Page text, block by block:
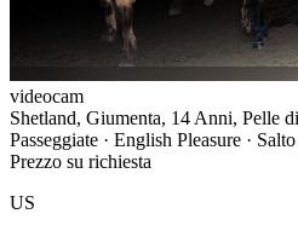
videocam
Shetland, Giumenta, 14 Anni, Pelle
Passeggiate · English Pleasure ·
Prezzo su richiesta
US